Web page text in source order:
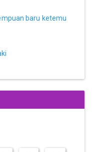
baru ketemu